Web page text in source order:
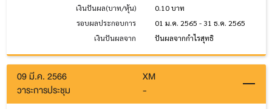
เงินปันผล(บาท/หุ้น)
0.10 บาท
รอบผลประกอบการ
01 ม.ค. 2565 - 31 ธ.ค. 2565
เงินปันผลจาก
ปันผลจากกำไรสุทธิ
09 มี.ค. 2566
XM
วาระการประชุม
-